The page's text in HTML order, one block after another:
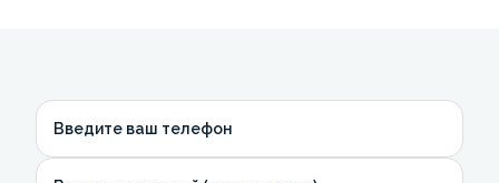
Введите ваш телефон